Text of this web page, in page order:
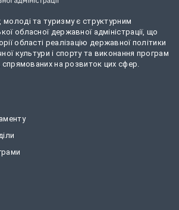
та туризму є структурним
обласної державної адміністрації, що
області реалізацію державної політики
культури і спорту та виконання програм
спрямованих на розвиток цих сфер.